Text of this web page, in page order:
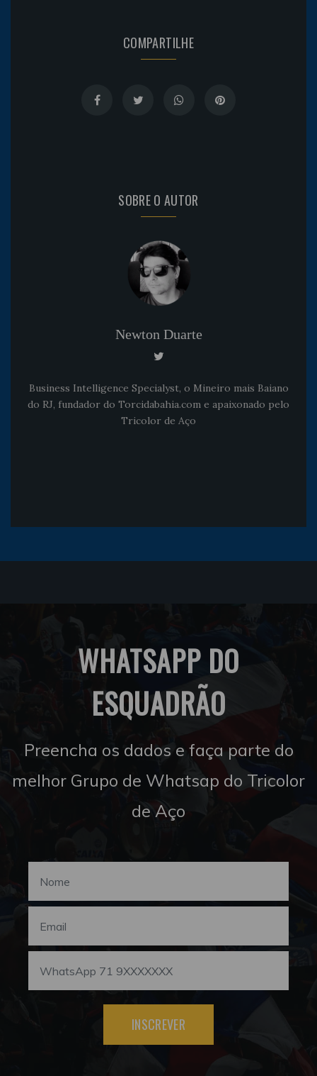
COMPARTILHE
SOBRE O AUTOR
Newton Duarte
Business Intelligence Specialyst, o Mineiro mais Baiano
do RJ, fundador do Torcidabahia.com e apaixonado pelo
Tricolor de Aço
WHATSAPP DO
ESQUADRÃO
Preencha os dados e faça parte do
melhor Grupo de Whatsap do Tricolor
de Aço
INSCREVER